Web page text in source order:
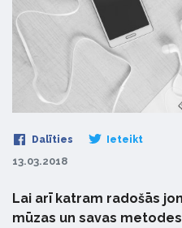
Dalīties Ieteikt
13.03.2018
Lai arī katram radošās
mūzas un savas